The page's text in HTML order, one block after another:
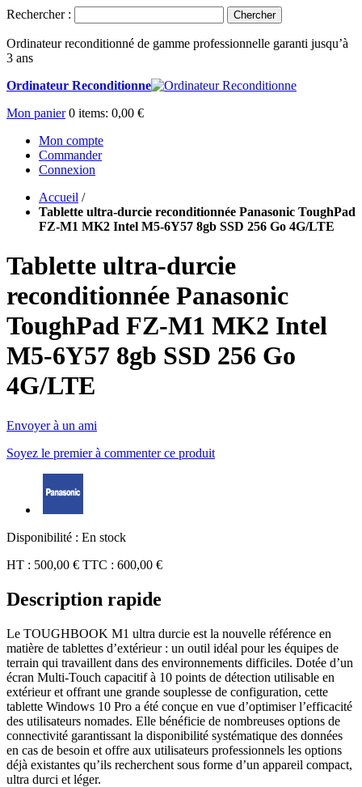
Rechercher : Chercher
Ordinateur reconditionné de gamme professionnelle garanti jusqu’à
3 ans
Ordinateur Reconditionne
Mon panier 0 items: 0,00 €
Mon compte
Commander
Connexion
Accueil /
Tablette ultra-durcie reconditionnée Panasonic ToughPad
FZ-M1 MK2 Intel M5-6Y57 8gb SSD 256 Go 4G/LTE
Tablette ultra-durcie
reconditionnée Panasonic
ToughPad FZ-M1 MK2 Intel
M5-6Y57 8gb SSD 256 Go
4G/LTE
Envoyer à un ami
Soyez le premier à commenter ce produit
Disponibilité : En stock
HT : 500,00 € TTC : 600,00 €
Description rapide
Le TOUGHBOOK M1 ultra durcie est la nouvelle référence en
matière de tablettes d’extérieur : un outil idéal pour les équipes de
terrain qui travaillent dans des environnements difficiles. Dotée d’un
écran Multi-Touch capacitif à 10 points de détection utilisable en
extérieur et offrant une grande souplesse de configuration, cette
tablette Windows 10 Pro a été conçue en vue d’optimiser l’efficacité
des utilisateurs nomades. Elle bénéficie de nombreuses options de
connectivité garantissant la disponibilité systématique des données
en cas de besoin et offre aux utilisateurs professionnels les options
déjà existantes qu’ils recherchent sous forme d’un appareil compact,
ultra durci et léger.